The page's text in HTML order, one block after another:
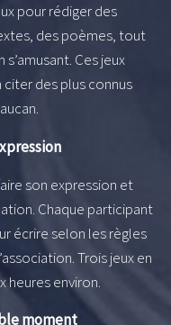
pour rédiger des
des poèmes, tout
s’amusant. Ces jeux
des plus connus
son expression et
Chaque participant
écrire selon les règles
Trois jeux en
environ.
moment